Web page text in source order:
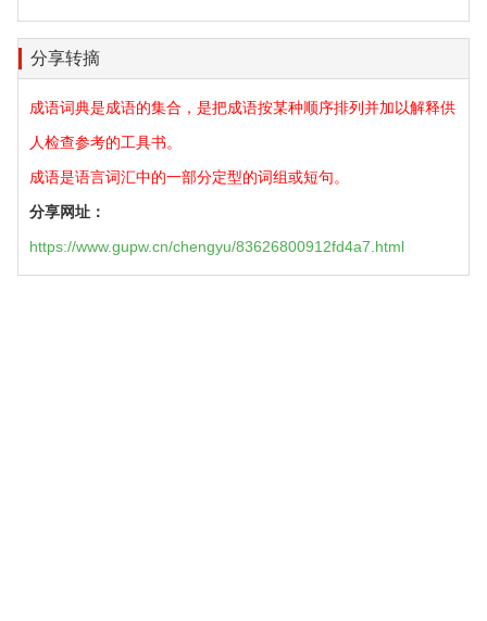
分享转摘
成语词典是成语的集合，是把成语按某种顺序排列并加以解释供
人检查参考的工具书。
成语是语言词汇中的一部分定型的词组或短句。
分享网址：
https://www.gupw.cn/chengyu/83626800912fd4a7.html